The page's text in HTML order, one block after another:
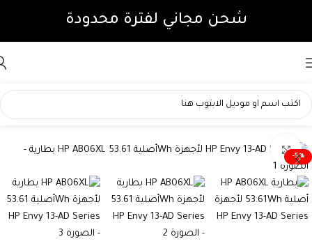
Skip to navigationشحن مجاني لفترة محدودة
المتجر»بطارية HP AB06XL أصلية 53.61Wh لأجهزة HP Envy 13-AD Series
-5%
Click to enlarge